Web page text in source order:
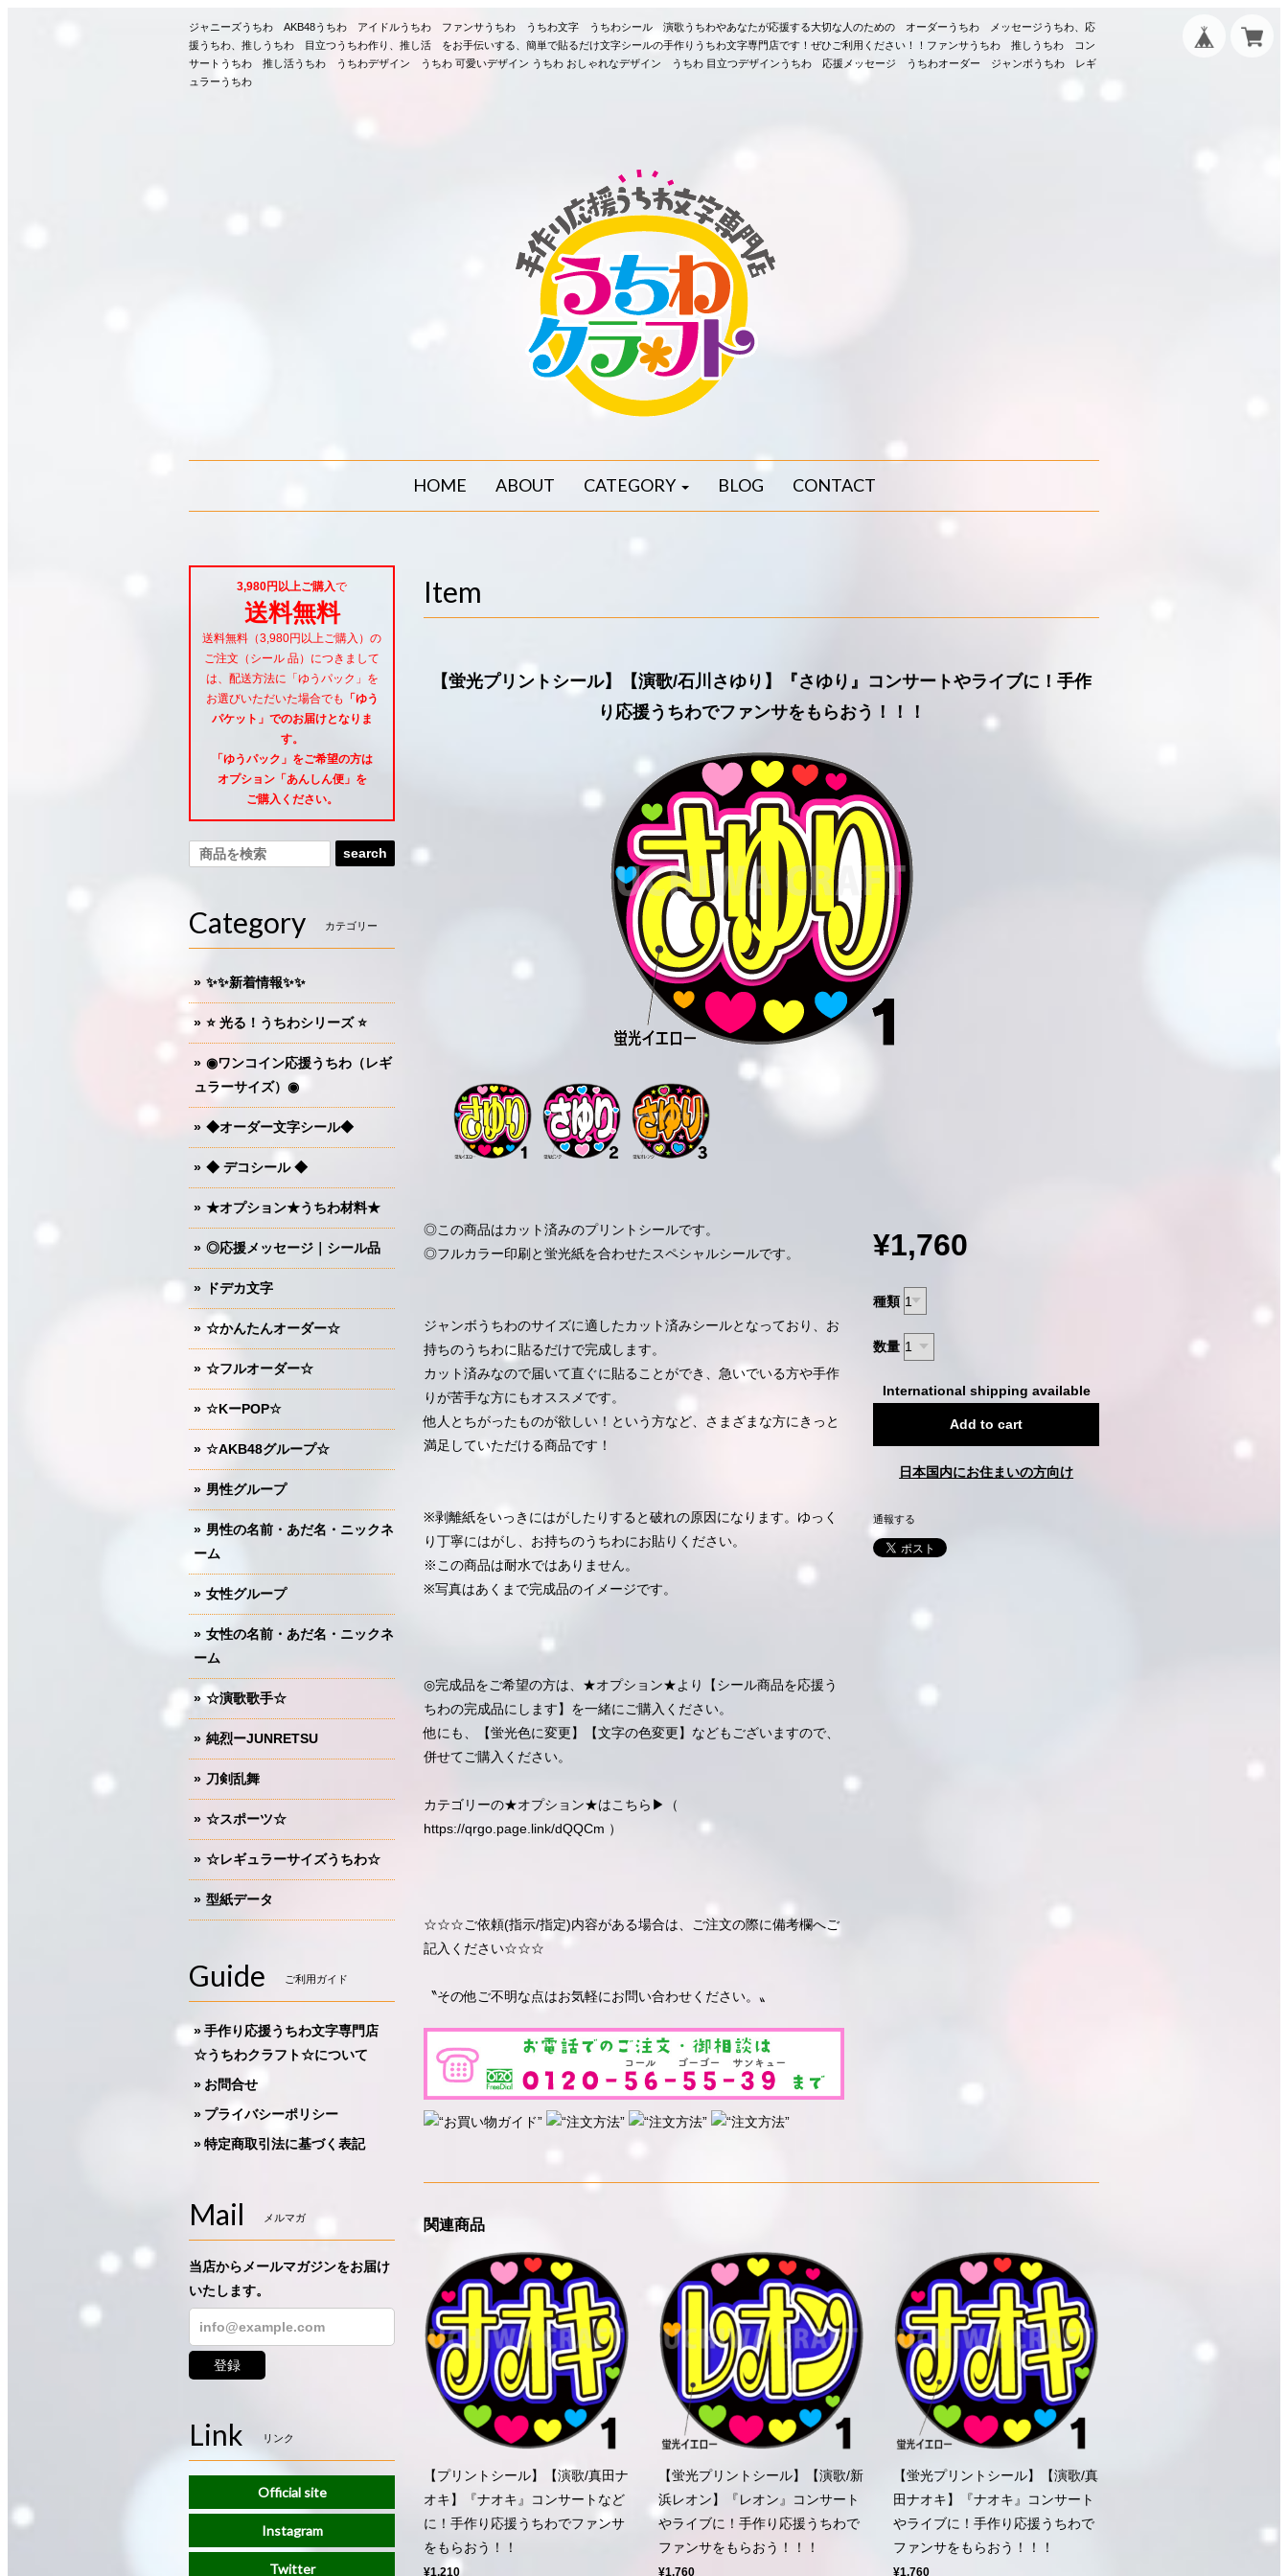
ジャニーズうちわ AKB48うちわ アイドルうちわ ファンサうちわ うちわ文字 うちわシール 演歌うちわやあなたが応援する大切な人のための オーダーうちわ メッセージうちわ、応
援うちわ、推しうちわ 目立つうちわ作り、推し活 をお手伝いする、簡単で貼るだけ文字シールの手作りうちわ文字専門店です！ぜひご利用ください！！ファンサうちわ 推しうちわ コン
サートうちわ 推し活うちわ うちわデザイン うちわ 可愛いデザイン うちわ おしゃれなデザイン うちわ 目立つデザインうちわ 応援メッセージ うちわオーダー ジャンボうちわ レギ
ュラーうちわ
HOME ABOUT CATEGORY BLOG CONTACT
Item
【蛍光プリントシール】【演歌/石川さゆり】『さゆり』コンサートやライブに！手作
り応援うちわでファンサをもらおう！！！
◎この商品はカット済みのプリントシールです。
◎フルカラー印刷と蛍光紙を合わせたスペシャルシールです。
ジャンボうちわのサイズに適したカット済みシールとなっており、お
持ちのうちわに貼るだけで完成します。
カット済みなので届いて直ぐに貼ることができ、急いでいる方や手作
りが苦手な方にもオススメです。
他人とちがったものが欲しい！という方など、さまざまな方にきっと
満足していただける商品です！
※剥離紙をいっきにはがしたりすると破れの原因になります。ゆっく
り丁寧にはがし、お持ちのうちわにお貼りください。
※この商品は耐水ではありません。
※写真はあくまで完成品のイメージです。
◎完成品をご希望の方は、★オプション★より【シール商品を応援う
ちわの完成品にします】を一緒にご購入ください。
他にも、【蛍光色に変更】【文字の色変更】などもございますので、
併せてご購入ください。
カテゴリーの★オプション★はこちら▶︎（
https://qrgo.page.link/dQQCm ）
☆☆☆ご依頼(指示/指定)内容がある場合は、ご注文の際に備考欄へご
記入ください☆☆☆
〝その他ご不明な点はお気軽にお問い合わせください。〟
¥1,760
種類
数量
International shipping available
Add to cart
日本国内にお住まいの方向け
通報する
関連商品
【プリントシール】【演歌/真田ナ
オキ】『ナオキ』コンサートなど
に！手作り応援うちわでファンサ
をもらおう！！
¥1,210
【蛍光プリントシール】【演歌/新
浜レオン】『レオン』コンサート
やライブに！手作り応援うちわで
ファンサをもらおう！！！
¥1,760
【蛍光プリントシール】【演歌/真
田ナオキ】『ナオキ』コンサート
やライブに！手作り応援うちわで
ファンサをもらおう！！！
¥1,760
3,980円以上ご購入で
送料無料
送料無料（3,980円以上ご購入）の
ご注文（シール 品）につきまして
は、配送方法に「ゆうパック」を
お選びいただいた場合でも
「ゆう
パケット」でのお届けとなりま
す。
「ゆうパック」をご希望の方は
オプション「あんしん便」 を
ご購入ください。
search
Category カテゴリー
✨✨新着情報✨✨
⭐️ 光る！うちわシリーズ ⭐️
◉ワンコイン応援うちわ（レギ
ュラーサイズ）◉
◆オーダー文字シール◆
◆ デコシール ◆
★オプション★うちわ材料★
◎応援メッセージ｜シール品
ドデカ文字
☆かんたんオーダー☆
☆フルオーダー☆
☆KーPOP☆
☆AKB48グループ☆
男性グループ
男性の名前・あだ名・ニックネ
ーム
女性グループ
女性の名前・あだ名・ニックネ
ーム
☆演歌歌手☆
純烈ーJUNRETSU
刀剣乱舞
☆スポーツ☆
☆レギュラーサイズうちわ☆
型紙データ
Guide ご利用ガイド
手作り応援うちわ文字専門店
☆うちわクラフト☆について
お問合せ
プライバシーポリシー
特定商取引法に基づく表記
Mail メルマガ
当店からメールマガジンをお届け
いたします。
登録
Link リンク
Official site
Instagram
Twitter